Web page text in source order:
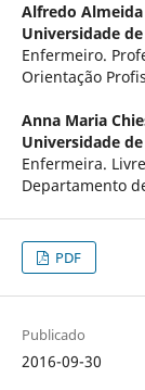
Alfredo
Universidade de
Enfermeiro.
Orientação
Anna Maria
Universidade de
Enfermeira.
Departamento
PDF
Publicado
2016-09-30